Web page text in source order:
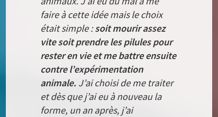
faire à cette idée mais le choix
était simple :soit mourir assez
vite soit prendre les pilulespour
rester en vie et me battre ensuite
contre l’expérimentation
animale. J’ai choisi de me traiter
et dès que j’ai eu à nouveau la
forme, un an après, j’ai